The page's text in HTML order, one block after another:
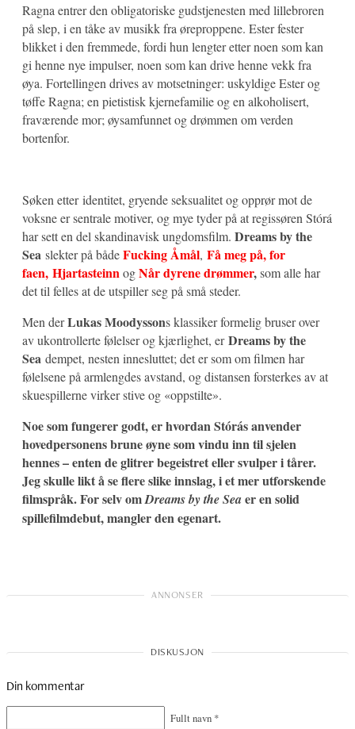
Ragna entrer den obligatoriske gudstjenesten med lillebroren
på slep, i en tåke av musikk fra øreproppene. Ester fester
blikket i den fremmede, fordi hun lengter etter noen som kan
gi henne nye impulser, noen som kan drive henne vekk fra
øya. Fortellingen drives av motsetninger: uskyldige Ester og
tøffe Ragna; en pietistisk kjernefamilie og en alkoholisert,
fraværende mor; øysamfunnet og drømmen om verden
bortenfor.
Søken etter identitet, gryende seksualitet og opprør mot de
voksne er sentrale motiver, og mye tyder på at regissøren Stórá
har sett en del skandinavisk ungdomsfilm. Dreams by the
Sea slekter på bådeFucking Åmål, Få meg på, for
faen, Hjartasteinn ogNår dyrene drømmer,som alle har
det til felles at de utspiller seg på små steder.
Men derLukas Moodyssons klassiker formelig bruser over
av ukontrollerte følelser og kjærlighet, erDreams by the
Sea dempet, nesten innesluttet; det er som om filmen har
følelsene på armlengdes avstand, og distansen forsterkes av at
skuespillerne virker stive og «oppstilte».
Noe som fungerer godt, er hvordan Stórás anvender
hovedpersonens brune øyne som vindu inn til sjelen
hennes – enten de glitrer begeistret eller svulper i tårer.
Jeg skulle likt å se flere slike innslag, i et mer utforskende
filmspråk. For selv omDreams by the Seaer en solid
spillefilmdebut, mangler den egenart.
Din kommentar
Fullt navn *